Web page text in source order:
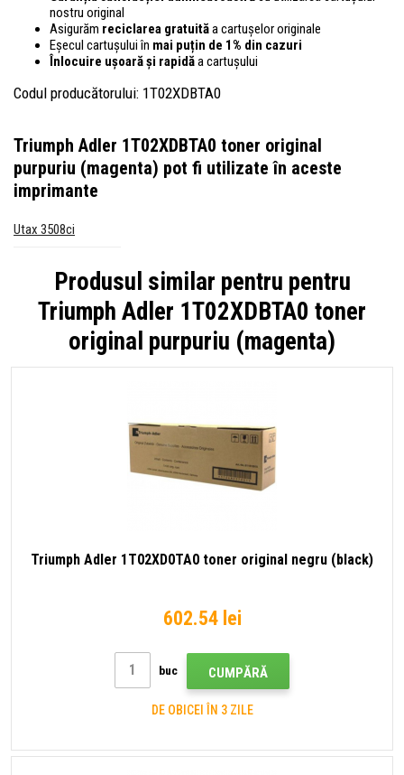
nostru original
Asigurăm reciclarea gratuităa cartușelor originale
Eșecul cartușului în mai puțin de 1% din cazuri
Înlocuire ușoară și rapidăa cartușului
Codul producătorului: 1T02XDBTA0
Triumph Adler 1T02XDBTA0 toner original
purpuriu (magenta) pot fi utilizate în aceste
imprimante
Utax 3508ci
Produsul similar pentru pentru
Triumph Adler 1T02XDBTA0 toner
original purpuriu (magenta)
Triumph Adler 1T02XD0TA0 toner original negru (black)
602.54 lei
buc CUMPĂRĂ
DE OBICEI ÎN 3 ZILE